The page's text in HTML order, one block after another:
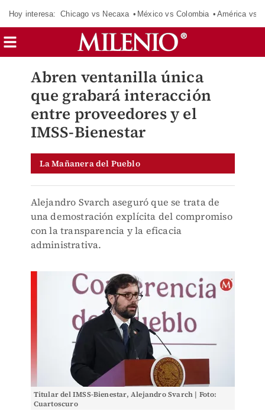
Hoy interesa: Chicago vs Necaxa México vs Colombia América vs
Abren ventanilla única
que grabará interacción
entre proveedores y el
IMSS-Bienestar
La Mañanera del Pueblo
Alejandro Svarch aseguró que se trata de
una demostración explícita del compromiso
con la transparencia y la eficacia
administrativa.
Titular del IMSS-Bienestar, Alejandro Svarch | Foto:
Cuartoscuro